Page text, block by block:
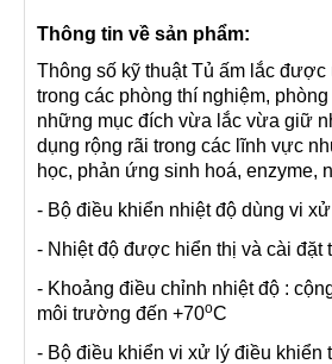
Thông tin về sản phẩm:
Thông số kỹ thuậtTủ ấm lắc được
trong các phòng thí nghiệm,
những mục đích vừa lắc vừa giữ
dụng rộng rãi trong các lĩnh vực
học, phản ứng sinh hoá, enzyme,
- Bộ điều khiển nhiệt độ dùng vi
- Nhiệt độ được hiển thị và cài đặt
- Khoảng điều chỉnh nhiệt độ :
môi trường đến +70oC
- Bộ điều khiển vi xử lý điều khiển